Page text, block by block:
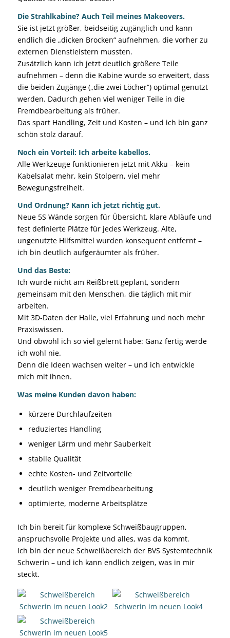
Die Strahlkabine? Auch Teil meines Makeovers.
Sie ist jetzt größer, beidseitig zugänglich und kann
endlich die „dicken Brocken“ aufnehmen, die vorher zu
externen Dienstleistern mussten.
Zusätzlich kann ich jetzt deutlich größere Teile
aufnehmen – denn die Kabine wurde so erweitert, dass
die beiden Zugänge („die zwei Löcher“) optimal genutzt
werden. Dadurch gehen viel weniger Teile in die
Fremdbearbeitung als früher.
Das spart Handling, Zeit und Kosten – und ich bin ganz
schön stolz darauf.
Noch ein Vorteil: Ich arbeite kabellos.
Alle Werkzeuge funktionieren jetzt mit Akku – kein
Kabelsalat mehr, kein Stolpern, viel mehr
Bewegungsfreiheit.
Und Ordnung? Kann ich jetzt richtig gut.
Neue 5S Wände sorgen für Übersicht, klare Abläufe und
fest definierte Plätze für jedes Werkzeug. Alte,
ungenutzte Hilfsmittel wurden konsequent entfernt –
ich bin deutlich aufgeräumter als früher.
Und das Beste:
Ich wurde nicht am Reißbrett geplant, sondern
gemeinsam mit den Menschen, die täglich mit mir
arbeiten.
Mit 3D-Daten der Halle, viel Erfahrung und noch mehr
Praxiswissen.
Und obwohl ich so viel gelernt habe: Ganz fertig werde
ich wohl nie.
Denn die Ideen wachsen weiter – und ich entwickle
mich mit ihnen.
Was meine Kunden davon haben:
kürzere Durchlaufzeiten
reduziertes Handling
weniger Lärm und mehr Sauberkeit
stabile Qualität
echte Kosten- und Zeitvorteile
deutlich weniger Fremdbearbeitung
optimierte, moderne Arbeitsplätze
Ich bin bereit für komplexe Schweißbaugruppen,
anspruchsvolle Projekte und alles, was da kommt.
Ich bin der neue Schweißbereich der BVS Systemtechnik
Schwerin – und ich kann endlich zeigen, was in mir
steckt.